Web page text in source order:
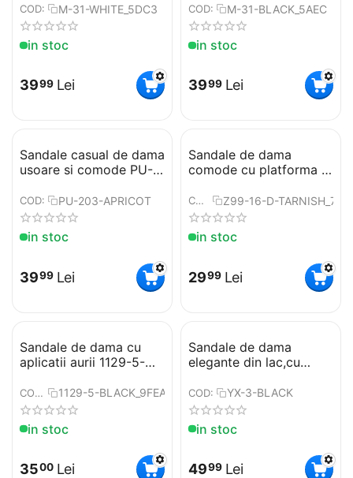
COD: M-31-WHITE_5DC3
in stoc
3999 Lei
COD: M-31-BLACK_5AEC
in stoc
3999 Lei
​Sandale casual de dama
usoare si comode PU-
COD: PU-203-APRICOT
in stoc
3999 Lei
​Sandale de dama
comode cu platforma si
TARNISH
COD: Z99-16-D-
in stoc
2999 Lei
​Sandale de dama cu
aplicatii aurii 1129-5-
COD: 1129-5-BLACK_9FEA
in stoc
3500 Lei
​Sandale de dama
elegante din lac,cu
si gros YX-3-BLACK
COD: YX-3-BLACK
in stoc
4999 Lei